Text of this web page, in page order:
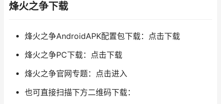
烽火之争下载
烽火之争AndroidAPK配置包下载：点击下载
烽火之争PC下载：点击下载
烽火之争官网专题：点击进入
也可直接扫描下方二维码下载：